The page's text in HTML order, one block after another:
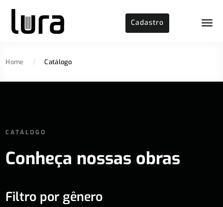
Cadastro
Home / Catálogo
CATÁLOGO
Conheça nossas obras
Filtro por gênero